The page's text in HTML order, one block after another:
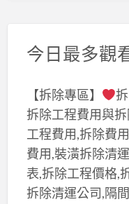
今日最多觀
【拆除專區】
拆除工程費用與
工程費用,拆除費
費用,裝潢拆除清
表,拆除工程價格,
拆除清運公司,隔